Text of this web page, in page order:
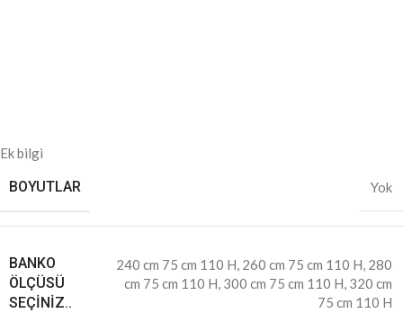
Ek bilgi
BOYUTLAR Yok
BANKO
ÖLÇÜSÜ
SEÇINIZ..
240 cm 75 cm 110 H, 260 cm 75 cm 110 H, 280
cm 75 cm 110 H, 300 cm 75 cm 110 H, 320 cm
75 cm 110 H